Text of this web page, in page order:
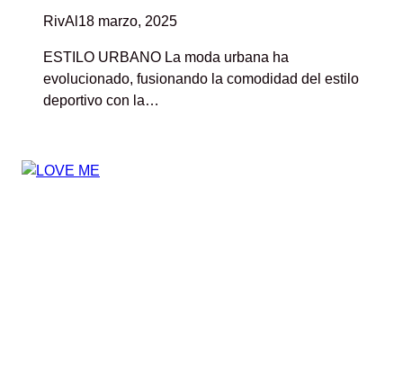
RivAl 18 marzo, 2025
ESTILO URBANO La moda urbana ha
evolucionado, fusionando la comodidad del estilo
deportivo con la…